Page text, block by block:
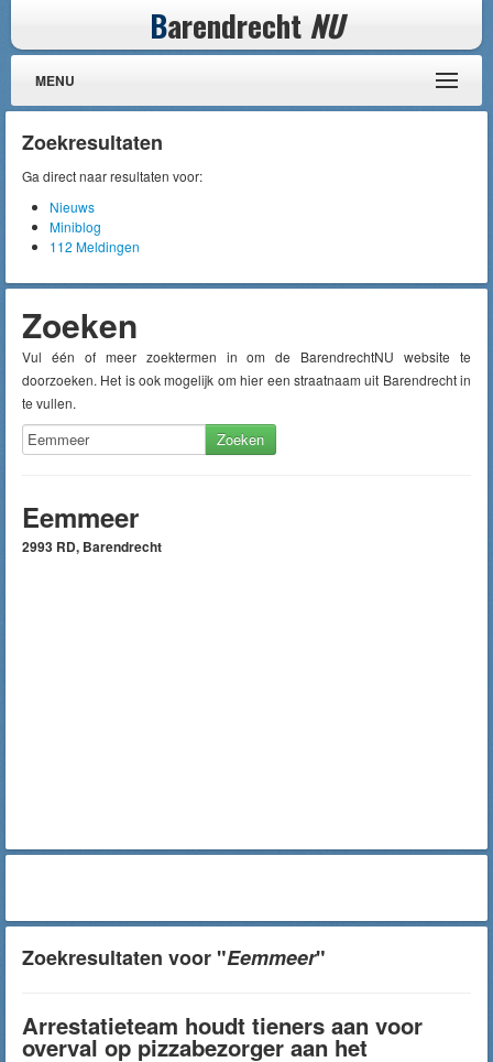
Barendrecht NU
MENU
Zoekresultaten
Ga direct naar resultaten voor:
Nieuws
Miniblog
112 Meldingen
Zoeken
Vul één of meer zoektermen in om de BarendrechtNU website te
doorzoeken. Het is ook mogelijk om hier een straatnaam uit Barendrecht in
te vullen.
Zoeken
Eemmeer
2993 RD, Barendrecht
Zoekresultaten voor "Eemmeer"
Arrestatieteam houdt tieners aan voor
overval op pizzabezorger aan het